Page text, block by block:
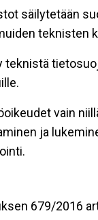
säilytetään
teknisten
vain
ja
679/2016